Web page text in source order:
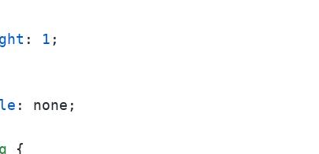
: 1 ;
: none;
q {